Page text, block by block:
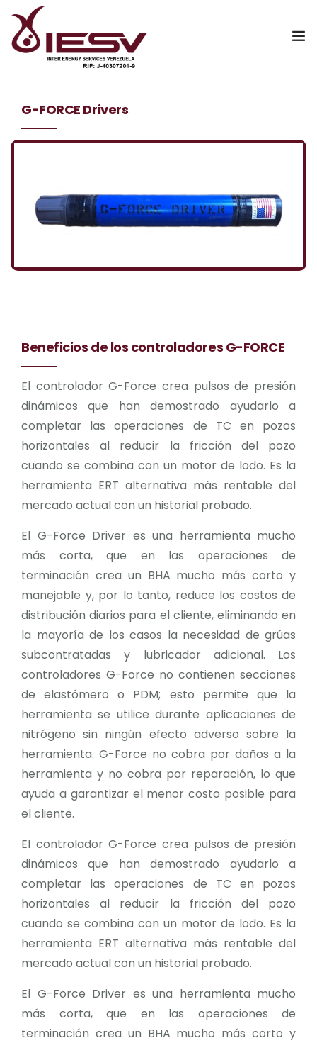
Nosotros
Catalogo Digital
WebMail
G-FORCE Drivers
Beneficios de los controladores G-FORCE
El controlador G-Force crea pulsos de presión
dinámicos que han demostrado ayudarlo a
completar las operaciones de TC en pozos
horizontales al reducir la fricción del pozo
cuando se combina con un motor de lodo. Es la
herramienta ERT alternativa más rentable del
mercado actual con un historial probado.
El G-Force Driver es una herramienta mucho
más corta, que en las operaciones de
terminación crea un BHA mucho más corto y
manejable y, por lo tanto, reduce los costos de
distribución diarios para el cliente, eliminando en
la mayoría de los casos la necesidad de grúas
subcontratadas y lubricador adicional. Los
controladores G-Force no contienen secciones
de elastómero o PDM; esto permite que la
herramienta se utilice durante aplicaciones de
nitrógeno sin ningún efecto adverso sobre la
herramienta. G-Force no cobra por daños a la
herramienta y no cobra por reparación, lo que
ayuda a garantizar el menor costo posible para
el cliente.
El controlador G-Force crea pulsos de presión
dinámicos que han demostrado ayudarlo a
completar las operaciones de TC en pozos
horizontales al reducir la fricción del pozo
cuando se combina con un motor de lodo. Es la
herramienta ERT alternativa más rentable del
mercado actual con un historial probado.
El G-Force Driver es una herramienta mucho
más corta, que en las operaciones de
terminación crea un BHA mucho más corto y